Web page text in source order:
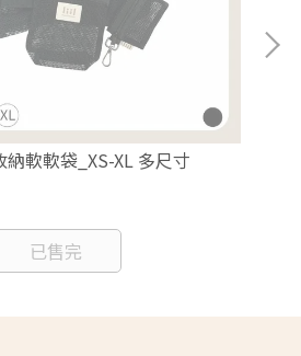
軟軟袋_XS-XL 多尺寸
已售完